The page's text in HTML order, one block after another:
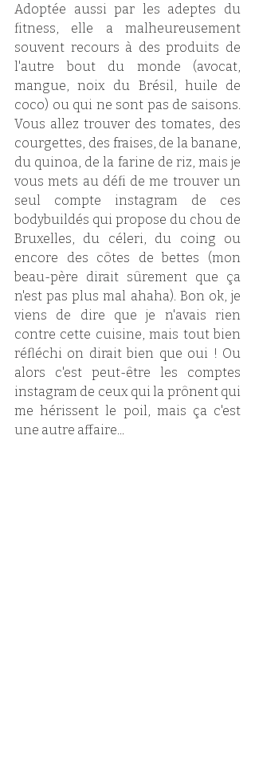
Adoptée aussi par les adeptes du
fitness, elle a malheureusement
souvent recours à des produits de
l'autre bout du monde (avocat,
mangue, noix du Brésil, huile de
coco) ou qui ne sont pas de saisons.
Vous allez trouver des tomates, des
courgettes, des fraises, de la banane,
du quinoa, de la farine de riz, mais je
vous mets au défi de me trouver un
seul compte instagram de ces
bodybuildés qui propose du chou de
Bruxelles, du céleri, du coing ou
encore des côtes de bettes (mon
beau-père dirait sûrement que ça
n'est pas plus mal ahaha). Bon ok, je
viens de dire que je n'avais rien
contre cette cuisine, mais tout bien
réfléchi on dirait bien que oui ! Ou
alors c'est peut-être les comptes
instagram de ceux qui la prônent qui
me hérissent le poil, mais ça c'est
une autre affaire...